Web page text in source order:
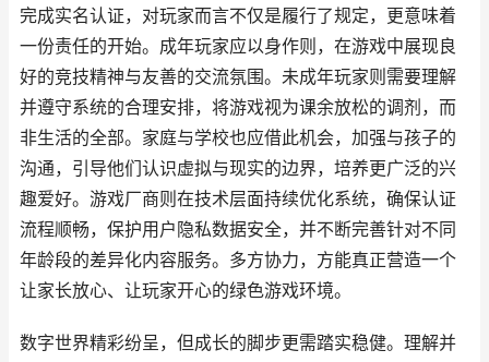
完成实名认证，对玩家而言不仅是履行了规定，更意味着
一份责任的开始。成年玩家应以身作则，在游戏中展现良
好的竞技精神与友善的交流氛围。未成年玩家则需要理解
并遵守系统的合理安排，将游戏视为课余放松的调剂，而
非生活的全部。家庭与学校也应借此机会，加强与孩子的
沟通，引导他们认识虚拟与现实的边界，培养更广泛的兴
趣爱好。游戏厂商则在技术层面持续优化系统，确保认证
流程顺畅，保护用户隐私数据安全，并不断完善针对不同
年龄段的差异化内容服务。多方协力，方能真正营造一个
让家长放心、让玩家开心的绿色游戏环境。
数字世界精彩纷呈，但成长的脚步更需踏实稳健。理解并